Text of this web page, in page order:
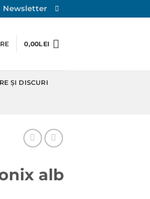
Newsletter
0,00LEI
ȘI DISCURI
alb